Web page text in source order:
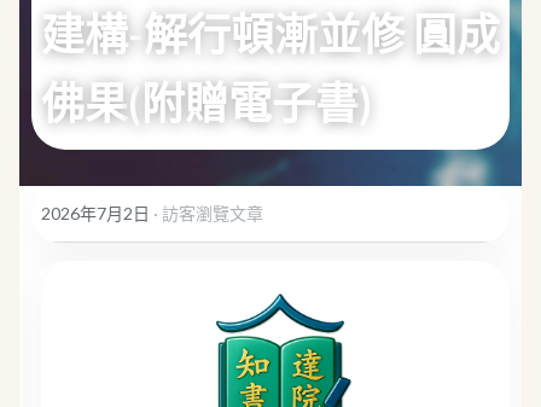
註冊會員
免費下載
創業商城
建構- 解行頓漸並修 圓成
佛果( 附贈電子書)
2026年7月2日 · 訪客瀏覽文章